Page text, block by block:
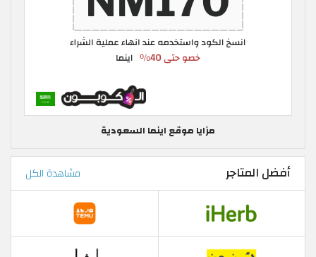
مزايا موقع اينما السعودية
أفضل المتاجر مشاهدة الكل